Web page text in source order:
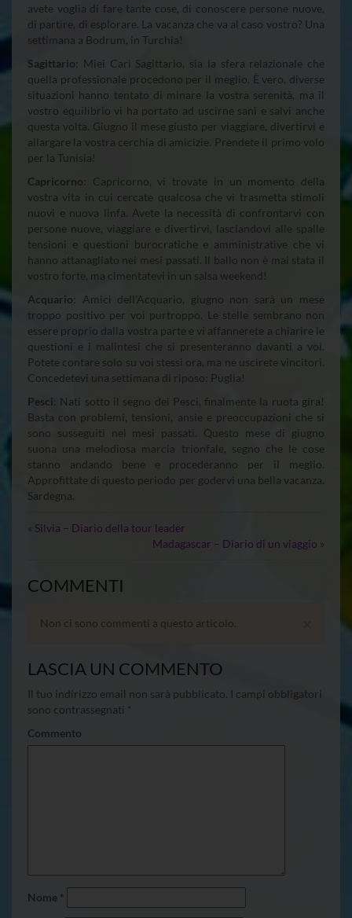
avete voglia di fare tante cose, di conoscere persone nuove,
di partire, di esplorare. La vacanza che va al caso vostro? Una
settimana a Bodrum, in Turchia!
Sagittario: Miei Cari Sagittario, sia la sfera relazionale che
quella professionale procedono per il meglio. È vero, diverse
situazioni hanno tentato di minare la vostra serenità, ma il
vostro equilibrio vi ha portato ad uscirne sani e salvi anche
questa volta. Giugno il mese giusto per viaggiare, divertirvi e
allargare la vostra cerchia di amicizie. Prendete il primo volo
per la Tunisia!
Capricorno: Capricorno, vi trovate in un momento della
vostra vita in cui cercate qualcosa che vi trasmetta stimoli
nuovi e nuova linfa. Avete la necessità di confrontarvi con
persone nuove, viaggiare e divertirvi, lasciandovi alle spalle
tensioni e questioni burocratiche e amministrative che vi
hanno attanagliato nei mesi passati. Il ballo non è mai stata il
vostro forte, ma cimentatevi in un salsa weekend!
Acquario: Amici dell’Acquario, giugno non sarà un mese
troppo positivo per voi purtroppo. Le stelle sembrano non
essere proprio dalla vostra parte e vi affannerete a chiarire le
questioni e i malintesi che si presenteranno davanti a voi.
Potete contare solo su voi stessi ora, ma ne uscirete vincitori.
Concedetevi una settimana di riposo: Puglia!
Pesci: Nati sotto il segno dei Pesci, finalmente la ruota gira!
Basta con problemi, tensioni, ansie e preoccupazioni che si
sono susseguiti nei mesi passati. Questo mese di giugno
suona una melodiosa marcia trionfale, segno che le cose
stanno andando bene e procederanno per il meglio.
Approfittate di questo periodo per godervi una bella vacanza.
Sardegna.
« Silvia – Diario della tour leader
Madagascar – Diario di un viaggio »
COMMENTI
Non ci sono commenti a questo articolo.
LASCIA UN COMMENTO
Il tuo indirizzo email non sarà pubblicato. I campi obbligatori
sono contrassegnati *
Commento
Nome *